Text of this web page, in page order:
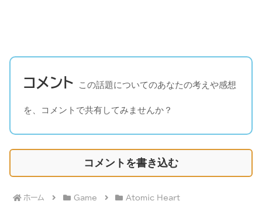
コメント この話題についてのあなたの考えや感想
を、コメントで共有してみませんか？
コメントを書き込む
ホーム Game Atomic Heart